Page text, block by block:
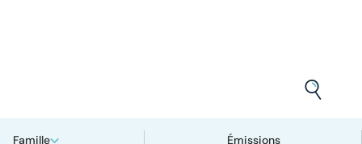
Famille Émissions